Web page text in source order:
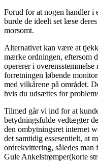
Forud for at nogen handler i
burde de ideelt set læse
morsomt.
Alternativet kan være at
mærke ordningen, eftersom
opererer i
forretningen løbende
med vilkårene på området.
hvis du udsættes for
Tilmed går vi ind for at
betydningsfulde vedtægter
den ombytningsret internet
det samtidig essesentielt, at
ordrekvittering, således man
Gule Ankelstrømper(korte